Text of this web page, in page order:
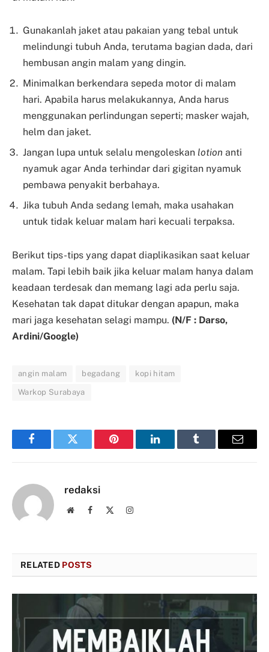
Gunakanlah jaket atau pakaian yang tebal untuk
melindungi tubuh Anda, terutama bagian dada, dari
hembusan angin malam yang dingin.
Minimalkan berkendara sepeda motor di malam
hari. Apabila harus melakukannya, Anda harus
menggunakan perlindungan seperti; masker wajah,
helm dan jaket.
Jangan lupa untuk selalu mengoleskan lotion anti
nyamuk agar Anda terhindar dari gigitan nyamuk
pembawa penyakit berbahaya.
Jika tubuh Anda sedang lemah, maka usahakan
untuk tidak keluar malam hari kecuali terpaksa.
Berikut tips-tips yang dapat diaplikasikan saat keluar
malam. Tapi lebih baik jika keluar malam hanya dalam
keadaan terdesak dan memang lagi ada perlu saja.
Kesehatan tak dapat ditukar dengan apapun, maka
mari jaga kesehatan selagi mampu. (N/F : Darso,
Ardini/Google)
angin malam begadang kopi hitam
Warkop Surabaya
FacebookTwitter Pinterest LinkedInTumblr Email
redaksi
WebsiteFacebook Instagram
RELATED POSTS